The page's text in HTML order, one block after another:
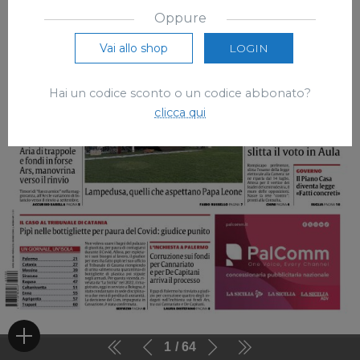
1 64
Oppure
Vai allo shop LOGIN
Hai un codice sconto o un codice abbonato?
clicca qui